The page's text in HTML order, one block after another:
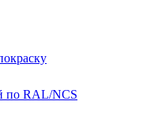
по RAL/NCS